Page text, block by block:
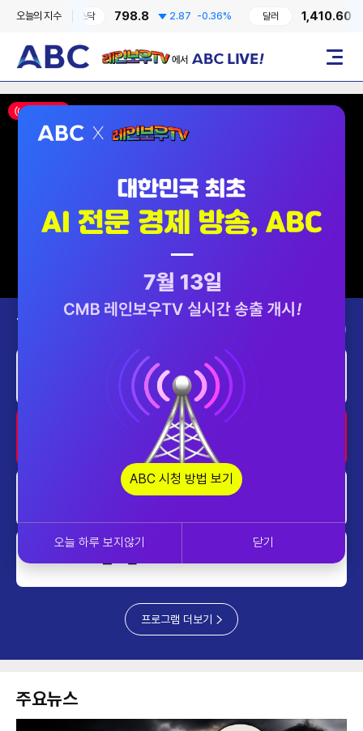
오늘의 지수코스닥 798.8 2.87 -0.36% 1,410.60
레인보우TV에서 ABC LIVE! 메뉴
ON AIR
Today’s Program 2026-08-09 (일)
업&다운
투데이 업&다운 mini
ABC스페셜_늙지 않는 한국인의 비
프로그램 더보기
주요뉴스
ABC 시청 방법 보기
오늘 하루 보지않기 닫기